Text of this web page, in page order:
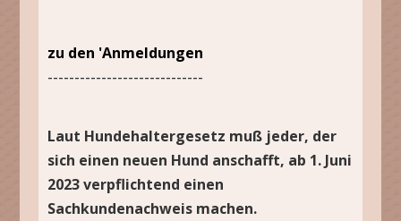
zu den 'Anmeldungen
-----------------------------
Laut Hundehaltergesetz muß jeder, der
sich einen neuen Hund anschafft, ab 1. Juni
2023 verpflichtend einen
Sachkundenachweis machen.